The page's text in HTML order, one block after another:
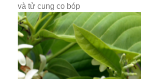
và tử cung co bóp